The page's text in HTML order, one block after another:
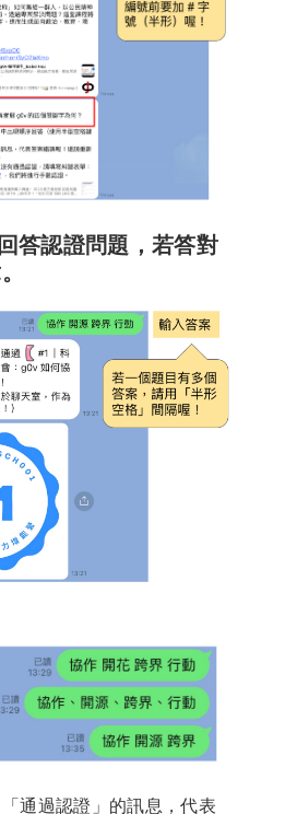
答認證問題，若答對
通過認證」的訊息，代表